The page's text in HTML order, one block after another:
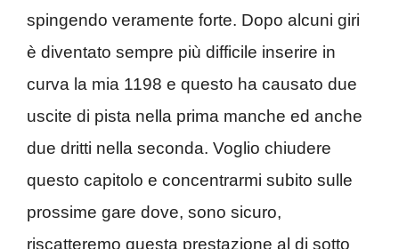
spingendo veramente forte. Dopo alcuni giri
è diventato sempre più difficile inserire in
curva la mia 1198 e questo ha causato due
uscite di pista nella prima manche ed anche
due dritti nella seconda. Voglio chiudere
questo capitolo e concentrarmi subito sulle
prossime gare dove, sono sicuro,
riscatteremo questa prestazione al di sotto